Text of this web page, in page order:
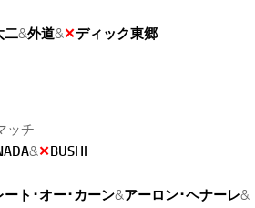
二&外道&✕ディック東郷
ッチ
&✕BUSHI
ート･オー･カーン&アーロン･ヘナーレ&